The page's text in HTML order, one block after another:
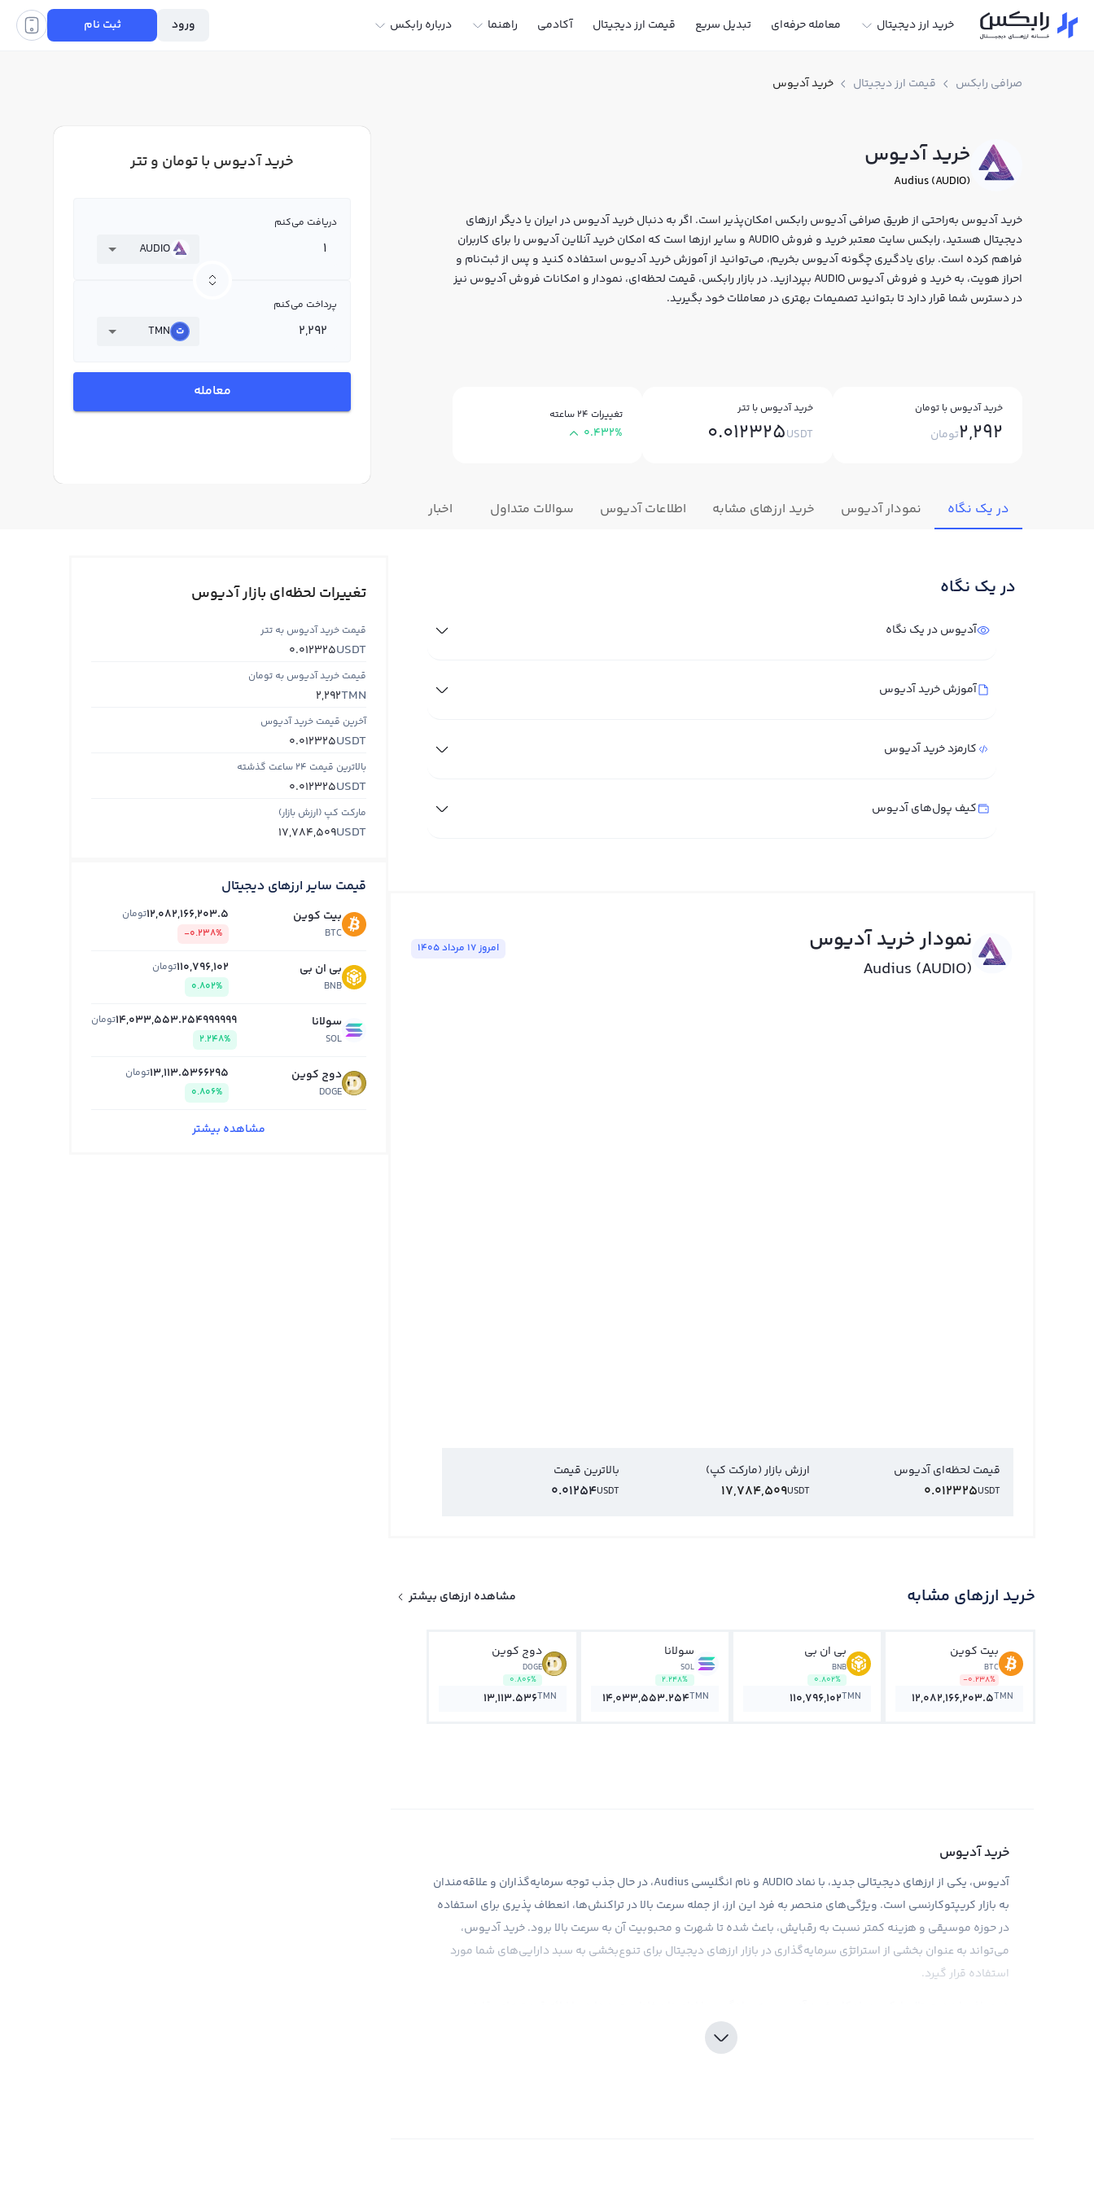
خرید ارز دیجیتال معامله حرفه‌ای تبدیل سریع قیمت ارز دیجیتال آکادمی راهنما درباره رابکس ورود ثبت نام
صرافی رابکس قیمت ارز دیجیتال خرید آدیوس
خرید آدیوس
Audius (AUDIO)
خرید آدیوس به‌راحتی از طریق صرافی آدیوس رابکس امکان‌پذیر است. اگر به دنبال خرید آدیوس در ایران یا دیگر ارزهای
دیجیتال هستید، رابکس سایت معتبر خرید و فروش AUDIO و سایر ارزها است که امکان خرید آنلاین آدیوس را برای کاربران
فراهم کرده است. برای یادگیری چگونه آدیوس بخریم، می‌توانید از آموزش خرید آدیوس استفاده کنید و پس از ثبت‌نام و
احراز هویت، به خرید و فروش آدیوس AUDIO بپردازید. در بازار رابکس، قیمت لحظه‌ای، نمودار و امکانات فروش آدیوس نیز
در دسترس شما قرار دارد تا بتوانید تصمیمات بهتری در معاملات خود بگیرید.
خرید آدیوس با تومان
2,292تومان
خرید آدیوس با تتر
0.012325USDT
تغییرات ۲۴ ساعته
0.432%
خرید آدیوس با تومان و تتر
دریافت می‌کنم
AUDIO
پرداخت می‌کنم
TMN
معامله
در یک نگاه نمودار آدیوس خرید ارزهای مشابه اطلاعات آدیوس سوالات متداول اخبار
در یک نگاه
آدیوس در یک نگاه
آموزش خرید آدیوس
کارمزد خرید آدیوس
کیف پول‌های آدیوس
نمودار خرید آدیوس
Audius (AUDIO)
امروز ١٧ مرداد ١٤٠٥
قیمت لحظه‌ای آدیوس
USDT
0.012325
ارزش بازار (مارکت کپ)
USDT
17,784,509
بالاترین قیمت
USDT
0.01254
خرید ارزهای مشابه مشاهده ارزهای بیشتر
بیت کوین
BTC
-0.238%
12,082,166,203.5TMN
بی ان بی
BNB
0.802%
110,796,102TMN
سولانا
SOL
2.248%
14,033,553.254TMN
دوج کوین
DOGE
0.806%
13,113.536TMN
خرید آدیوس
آدیوس، یکی از ارزهای دیجیتالی جدید، با نماد AUDIO و نام انگلیسی Audius، در حال جذب توجه سرمایه‌گذاران و علاقه‌مندان
به بازار کریپتوکارنسی است. ویژگی‌های منحصر به فرد این ارز، از جمله سرعت بالا در تراکنش‌ها، انعطاف پذیری برای استفاده
در حوزه موسیقی و هزینه کمتر نسبت به رقبایش، باعث شده تا شهرت و محبوبیت آن به سرعت بالا برود. خرید آدیوس،
می‌تواند به عنوان بخشی از استراتژی سرمایه‌گذاری در بازار ارزهای دیجیتال برای تنوع‌بخشی به سبد دارایی‌های شما مورد
استفاده قرار گیرد.
کارمزد پایین، رایکوین تجربه خریدی مناسب را برای کاربران خود فراهم می‌کند. البته، باید به خاطر داشت که مانند هر نوع
سرمایه‌گذاری دیگری در بازار ارزهای دیجیتال، خرید آدیوس نیز نیازمند دقت و تحقیقات کامل است. اطلاعات به روز بازار و
تغییرات لحظه‌ای بازار آدیوس
قیمت خرید آدیوس به تتر
USDT
0.012325
قیمت خرید آدیوس به تومان
TMN
2,292
آخرین قیمت خرید آدیوس
USDT
0.012325
بالاترین قیمت ۲۴ ساعت گذشته
USDT
0.012325
مارکت کپ (ارزش بازار)
USDT
17,784,509
قیمت سایر ارزهای دیجیتال
بیت کوین
BTC
12,082,166,203.5تومان
-0.238%
بی ان بی
BNB
110,796,102تومان
0.802%
سولانا
SOL
14,033,553.254999999تومان
2.248%
دوج کوین
DOGE
13,113.5366295تومان
0.806%
مشاهده بیشتر